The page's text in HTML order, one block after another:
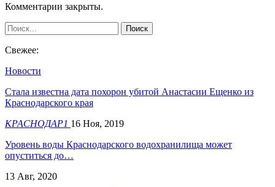
Комментарии закрыты.
Свежее:
Новости
Стала известна дата похорон убитой Анастасии Ещенко из
Краснодарского края
КРАСНОДАР1 16 Ноя, 2019
Уровень воды Краснодарского водохранилища может
опуститься до…
13 Авг, 2020